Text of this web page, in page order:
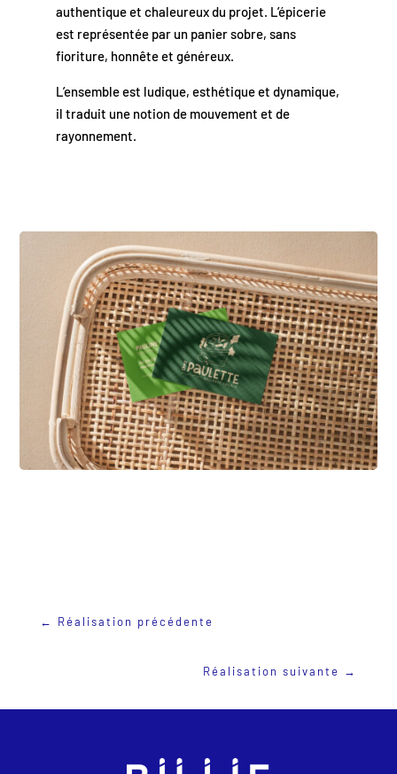
authentique et chaleureux du projet. L’épicerie
est représentée par un panier sobre, sans
fioriture, honnête et généreux.
L’ensemble est ludique, esthétique et dynamique,
il traduit une notion de mouvement et de
rayonnement.
← Réalisation précédente
Réalisation suivante →